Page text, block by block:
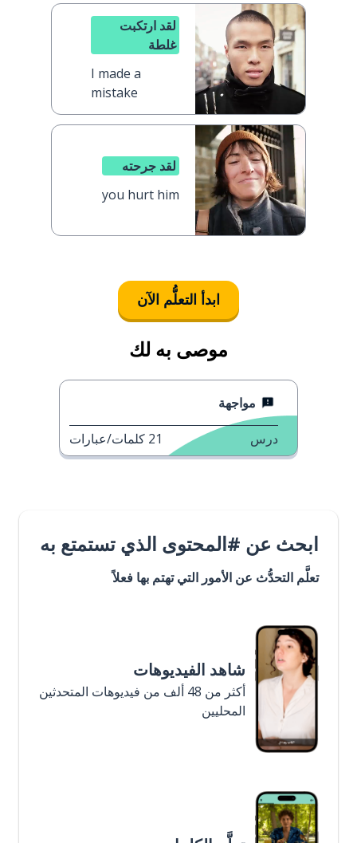
لقد ارتكبت
غلطة
I made a
mistake
لقد جرحته
you hurt him
ابدأ التعلُّم الآن
موصى به لك
مواجهة
درس 21 كلمات/عبارات
ابحث عن #المحتوى الذي تستمتع به
تعلَّم التحدُّث عن الأمور التي تهتم بها فعلاً
شاهد الفيديوهات
أكثر من 48 ألف من فيديوهات المتحدثين
المحليين